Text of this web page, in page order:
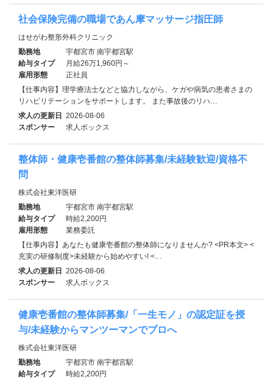
社会保険完備の職場であん摩マッサージ指圧師
はせがわ整形外科クリニック
勤務地
宇都宮市 南宇都宮駅
給与タイプ
月給26万1,960円～
雇用形態
正社員
【仕事内容】理学療法士などと協力しながら、ケガや病気の患者さまの
リハビリテーションをサポートします。 また事故後のリハ…
求人の更新日 2026-08-06
スポンサー
求人ボックス
整体師・健康壱番館の整体師募集/未経験歓迎/資格不
問
株式会社東洋医研
勤務地
宇都宮市 南宇都宮駅
給与タイプ
時給2,200円
雇用形態
業務委託
【仕事内容】あなたも健康壱番館の整体師になりませんか? <PR本文> <
充実の研修制度>未経験から始めやすい! <…
求人の更新日 2026-08-06
スポンサー
求人ボックス
健康壱番館の整体師募集/「一生モノ」の認定証を授
与/未経験からマンツーマンでプロへ
株式会社東洋医研
勤務地
宇都宮市 南宇都宮駅
給与タイプ
時給2,200円